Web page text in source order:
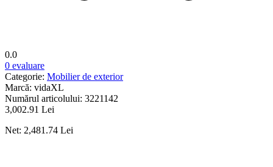
0.0
0 evaluare
Categorie: Mobilier de exterior
Marcă: vidaXL
Numărul articolului: 3221142
3,002.91 Lei
Net: 2,481.74 Lei